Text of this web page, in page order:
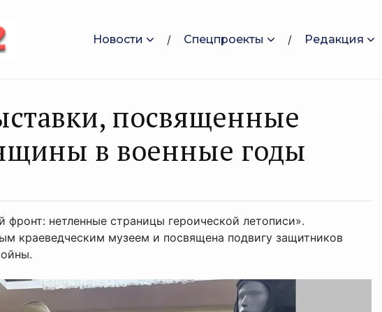
Новости Спецпроекты Редакция
посвященные
в военные годы
нетленные страницы героической летописи».
краеведческим музеем и посвящена подвигу защитников